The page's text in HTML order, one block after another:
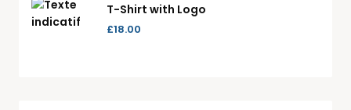
T-Shirt with Logo
£18.00